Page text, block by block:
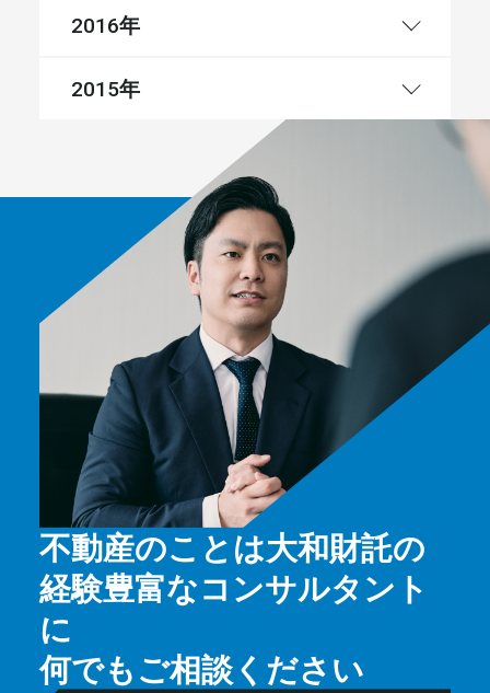
2016年
2015年
不動産のことは大和財託の
経験豊富なコンサルタント
に
何でもご相談ください